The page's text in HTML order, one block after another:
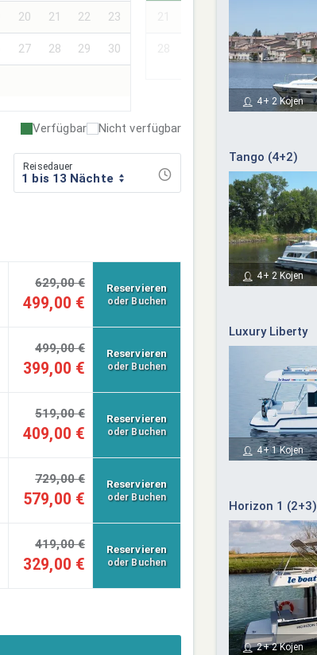
20 21 22 23
27 28 29 30 30
Verfügbar Nicht verfügbar
Reisedauer
1 bis 13 Nächte
629,00 €
499,00 €
Reservieren
oder Buchen
499,00 €
399,00 €
Reservieren
oder Buchen
519,00 €
409,00 €
Reservieren
oder Buchen
729,00 €
579,00 €
Reservieren
oder Buchen
419,00 €
329,00 €
Reservieren
oder Buchen
4+ 2 Kojen
Tango (4+2)
4+ 2 Kojen
Luxury Liberty
4+ 1 Kojen
Horizon 1 (2+3)
2+ 2 Kojen